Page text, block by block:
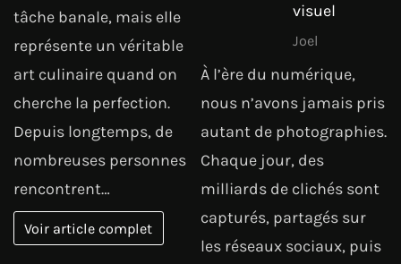
tâche banale, mais elle
représente un véritable
art culinaire quand on
cherche la perfection.
Depuis longtemps, de
nombreuses personnes
rencontrent…
Voir article complet
visuel
Joel
À l’ère du numérique,
nous n’avons jamais pris
autant de photographies.
Chaque jour, des
milliards de clichés sont
capturés, partagés sur
les réseaux sociaux, puis